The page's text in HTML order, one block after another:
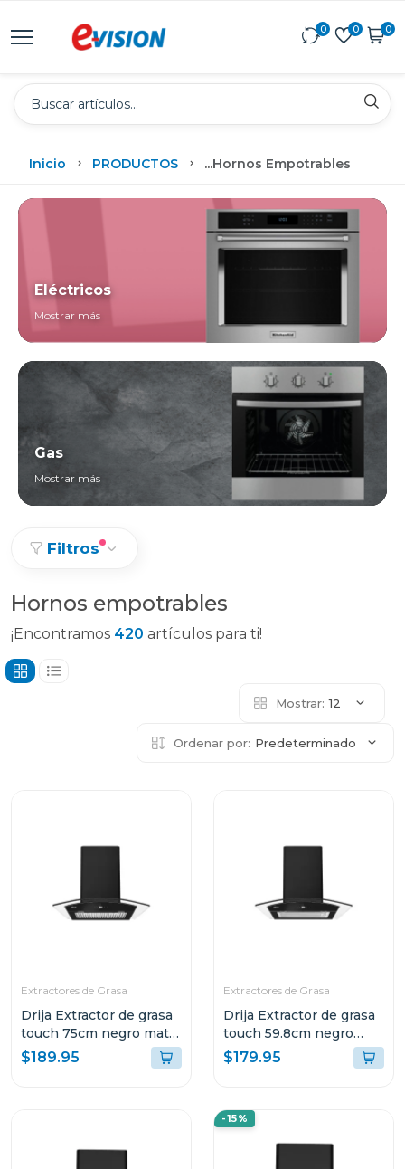
0 0 0
Inicio PRODUCTOS ...Hornos Empotrables
Eléctricos
Mostrar más
Gas
Mostrar más
Filtros
Hornos empotrables
¡Encontramos 420 artículos para ti!
Mostrar: 12
Ordenar por: Predeterminado
Extractores de Grasa
Drija Extractor de grasa
touch 75cm negro mate
prismatouch76
$189.95
Extractores de Grasa
Drija Extractor de grasa
touch 59.8cm negro
mate prismatouch60
$179.95
-15%